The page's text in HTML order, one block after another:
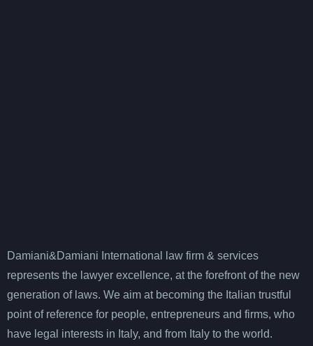
Damiani&Damiani International law firm & services
represents the lawyer excellence, at the forefront of the new
generation of laws. We aim at becoming the Italian trustful
point of reference for people, entrepreneurs and firms, who
have legal interests in Italy, and from Italy to the world.